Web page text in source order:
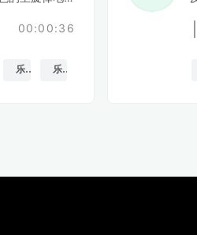
00:00:36
乐观的 乐趣